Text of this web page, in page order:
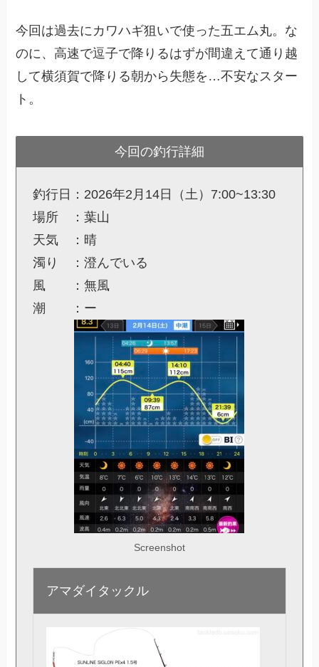
今回は過去にカワハギ狙いで使った五エム丸。な
のに、高速で逗子で降りるはずが間違えて通り越
して横須賀で降りる朝から失態を…不安なスター
ト。
今回の釣行詳細
釣行日：2026年2月14日（土）7:00~13:30
場所 ：葉山
天気 ：晴
濁り ：澄んでいる
風 ：無風
潮 ：ー
Screenshot
アマダイ タックル